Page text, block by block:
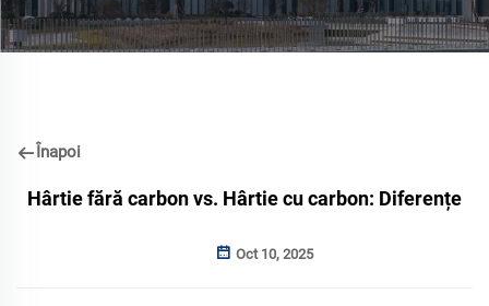
Înapoi
Hârtie fără carbon vs. Hârtie cu carbon: Diferențe
Oct 10, 2025